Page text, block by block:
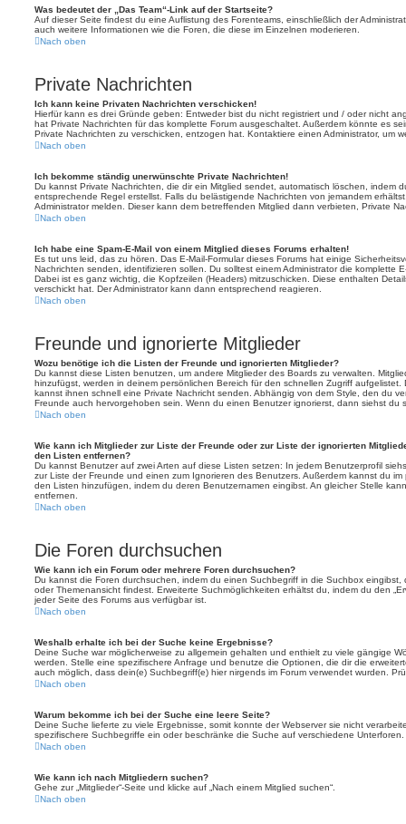
Was bedeutet der „Das Team“-Link auf der Startseite?
Auf dieser Seite findest du eine Auflistung des Forenteams, einschließlich der
auch weitere Informationen wie die Foren, die diese im Einzelnen moderieren.
Nach oben
Private Nachrichten
Ich kann keine Privaten Nachrichten verschicken!
Hierfür kann es drei Gründe geben: Entweder bist du nicht registriert und / oder nicht
hat Private Nachrichten für das komplette Forum ausgeschaltet. Außerdem könnte es
Private Nachrichten zu verschicken, entzogen hat. Kontaktiere einen Administrator, um
Nach oben
Ich bekomme ständig unerwünschte Private Nachrichten!
Du kannst Private Nachrichten, die dir ein Mitglied sendet, automatisch löschen, indem
entsprechende Regel erstellst. Falls du belästigende Nachrichten von jemandem
Administrator melden. Dieser kann dem betreffenden Mitglied dann verbieten, Private
Nach oben
Ich habe eine Spam-E-Mail von einem Mitglied dieses Forums erhalten!
Es tut uns leid, das zu hören. Das E-Mail-Formular dieses Forums hat einige
Nachrichten senden, identifizieren sollen. Du solltest einem Administrator die komplette
Dabei ist es ganz wichtig, die Kopfzeilen (Headers) mitzuschicken. Diese enthalten
verschickt hat. Der Administrator kann dann entsprechend reagieren.
Nach oben
Freunde und ignorierte Mitglieder
Wozu benötige ich die Listen der Freunde und ignorierten Mitglieder?
Du kannst diese Listen benutzen, um andere Mitglieder des Boards zu verwalten.
hinzufügst, werden in deinem persönlichen Bereich für den schnellen Zugriff
kannst ihnen schnell eine Private Nachricht senden. Abhängig von dem Style, den du
Freunde auch hervorgehoben sein. Wenn du einen Benutzer ignorierst, dann siehst du
Nach oben
Wie kann ich Mitglieder zur Liste der Freunde oder zur Liste der ignorierten
den Listen entfernen?
Du kannst Benutzer auf zwei Arten auf diese Listen setzen: In jedem Benutzerprofil
zur Liste der Freunde und einen zum Ignorieren des Benutzers. Außerdem kannst du
den Listen hinzufügen, indem du deren Benutzernamen eingibst. An gleicher Stelle
entfernen.
Nach oben
Die Foren durchsuchen
Wie kann ich ein Forum oder mehrere Foren durchsuchen?
Du kannst die Foren durchsuchen, indem du einen Suchbegriff in die Suchbox eingibst,
oder Themenansicht findest. Erweiterte Suchmöglichkeiten erhältst du, indem du den
jeder Seite des Forums aus verfügbar ist.
Nach oben
Weshalb erhalte ich bei der Suche keine Ergebnisse?
Deine Suche war möglicherweise zu allgemein gehalten und enthielt zu viele gängige
werden. Stelle eine spezifischere Anfrage und benutze die Optionen, die dir die
auch möglich, dass dein(e) Suchbegriff(e) hier nirgends im Forum verwendet wurden.
Nach oben
Warum bekomme ich bei der Suche eine leere Seite?
Deine Suche lieferte zu viele Ergebnisse, somit konnte der Webserver sie nicht
spezifischere Suchbegriffe ein oder beschränke die Suche auf verschiedene Unterforen.
Nach oben
Wie kann ich nach Mitgliedern suchen?
Gehe zur „Mitglieder“-Seite und klicke auf „Nach einem Mitglied suchen“.
Nach oben